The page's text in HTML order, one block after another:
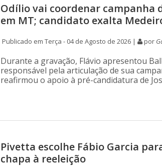
Odílio vai coordenar campanha
em MT; candidato exalta
Publicado em Terça - 04 de Agosto de 2026 | por
Durante a gravação, Flávio apresentou
responsável pela articulação de sua
reafirmou o apoio à pré-candidatura de
Pivetta escolhe Fábio Garcia
chapa à reeleição